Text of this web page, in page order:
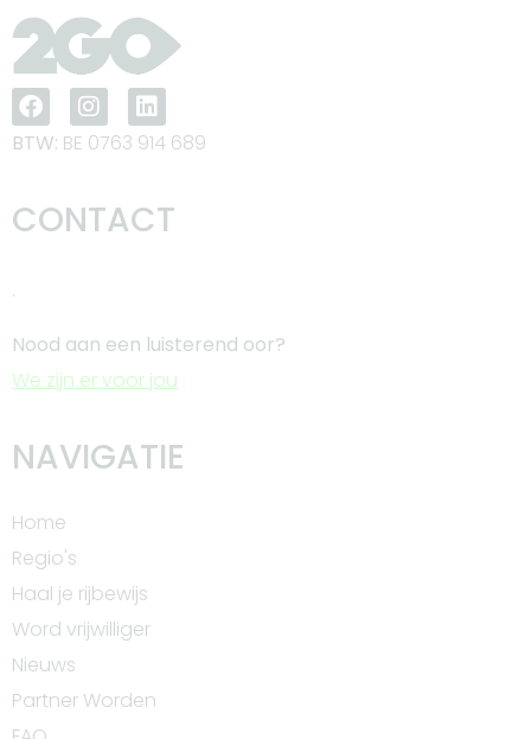
BTW: BE 0763 914 689
CONTACT
.
Nood aan een luisterend oor?
We zijn er voor jou
NAVIGATIE
Home
Regio's
Haal je rijbewijs
Word vrijwilliger
Nieuws
Partner Worden